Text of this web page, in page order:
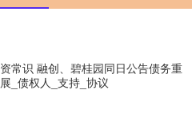
常识 融创、碧桂园同日公告债务重
_债权人_支持_协议